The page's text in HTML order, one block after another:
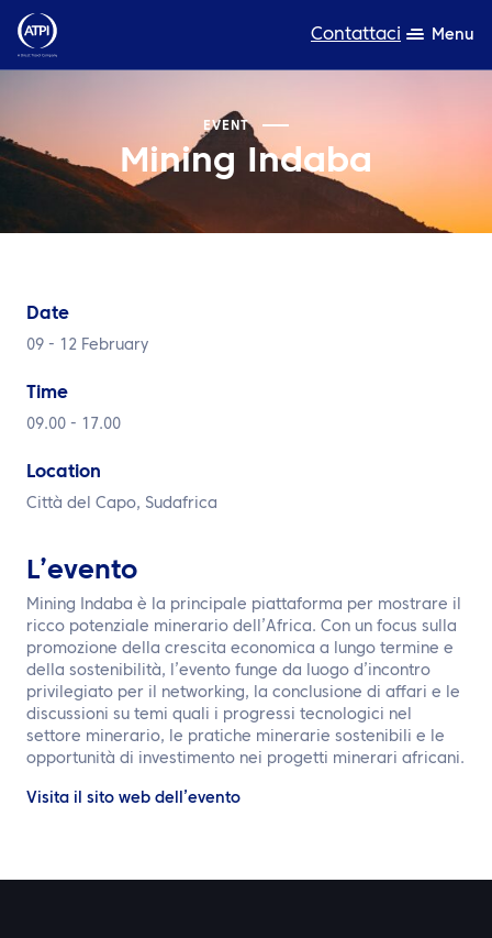
Contattaci Menu
Prodotti
Sostenibilità
Cerca
IT
EVENT
Mining Indaba
Date
09 - 12 February
Time
09.00 - 17.00
Location
Città del Capo, Sudafrica
L’evento
Mining Indaba è la principale piattaforma per mostrare il
ricco potenziale minerario dell’Africa. Con un focus sulla
promozione della crescita economica a lungo termine e
della sostenibilità, l’evento funge da luogo d’incontro
privilegiato per il networking, la conclusione di affari e le
discussioni su temi quali i progressi tecnologici nel
settore minerario, le pratiche minerarie sostenibili e le
opportunità di investimento nei progetti minerari africani.
Visita il sito web dell’evento